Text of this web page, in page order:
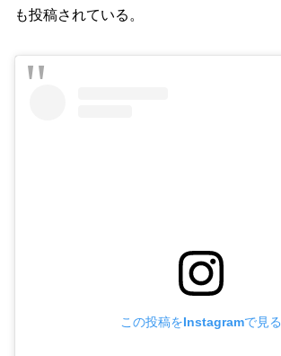
も投稿されている。
この投稿をInstagramで見る